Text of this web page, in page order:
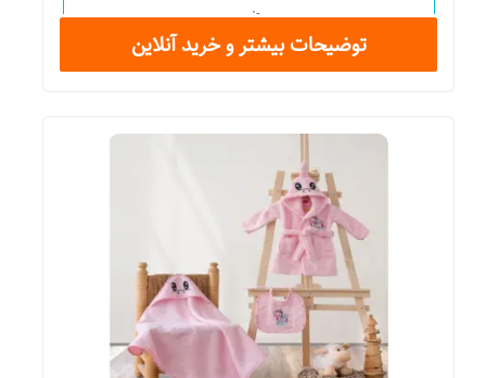
جنس
ابعاد استاندارد و ارگونومیک, ابعاد مناسب براي استفاده مادر و کودک,
بالش شیر دهی همراه کمربند تنظیم برای دور کمر مادر, دارای بالش
شیر دهی به صورت هد بند متصل به سر فرزند, دارای زیرسری تنظیم
شونده برای نوزاد, ضد حساسیت, قابل استفاده به عنوان بالش نشیمن
داخلی از جنس پلی استر جنس پارچه قابلیت شستشو در ماشین
لباسشویی را دارد ماه
توضیحات بیشتر و خرید آنلاین